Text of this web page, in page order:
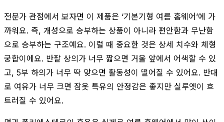
전문가 관점에서 보자면 이 제품은 ‘기본기형 여름 홈웨어’에 가
까워요. 즉, 개성으로 승부하는 상품이 아니라 편안함과 무난함
으로 승부하는 구조예요. 이럴 때 중요한 것은 상세 치수와 체형
궁합이에요. 반팔 상의가 너무 짧으면 거울 앞에서 어색할 수 있
고, 5부 하의가 너무 딱 맞으면 활동성이 떨어질 수 있어요. 반대
로 여유가 너무 크면 잠옷 특유의 안정감은 좋지만 실루엣이 흐
트러질 수 있어요.